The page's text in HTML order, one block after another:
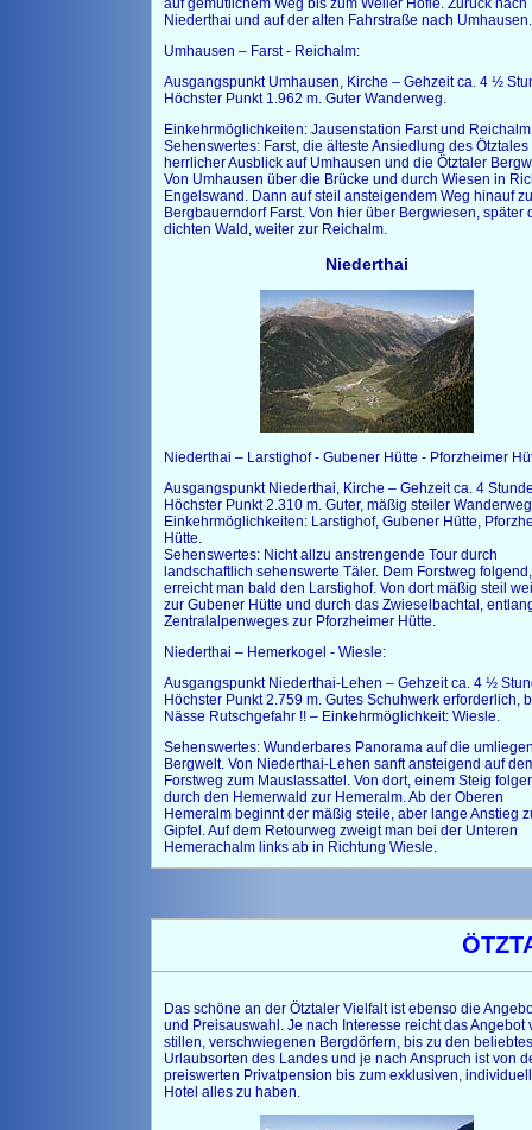
auf gemütlichem Weg bis zum Weiler Höfle. Zurück nach
Niederthai und auf der alten Fahrstraße nach
Umhausen – Farst - Reichalm:
Ausgangspunkt Umhausen, Kirche – Gehzeit ca. 4 ½
Höchster Punkt 1.962 m. Guter Wanderweg.
Einkehrmöglichkeiten: Jausenstation Farst und
Sehenswertes: Farst, die älteste Ansiedlung des Ötztales
herrlicher Ausblick auf Umhausen und die Ötztaler
Von Umhausen über die Brücke und durch Wiesen in
Engelswand. Dann auf steil ansteigendem Weg hinauf
Bergbauerndorf Farst. Von hier über Bergwiesen, später
dichten Wald, weiter zur Reichalm.
Niederthai
Niederthai – Larstighof - Gubener Hütte - Pforzheimer
Ausgangspunkt Niederthai, Kirche – Gehzeit ca. 4
Höchster Punkt 2.310 m. Guter, mäßig steiler
Einkehrmöglichkeiten: Larstighof, Gubener Hütte,
Hütte.
Sehenswertes: Nicht allzu anstrengende Tour durch
landschaftlich sehenswerte Täler. Dem Forstweg folgend,
erreicht man bald den Larstighof. Von dort mäßig steil
zur Gubener Hütte und durch das Zwieselbachtal,
Zentralalpenweges zur Pforzheimer Hütte.
Niederthai – Hemerkogel - Wiesle:
Ausgangspunkt Niederthai-Lehen – Gehzeit ca. 4 ½
Höchster Punkt 2.759 m. Gutes Schuhwerk erforderlich,
Nässe Rutschgefahr !! – Einkehrmöglichkeit: Wiesle.
Sehenswertes: Wunderbares Panorama auf die
Bergwelt. Von Niederthai-Lehen sanft ansteigend auf
Forstweg zum Mauslassattel. Von dort, einem Steig
durch den Hemerwald zur Hemeralm. Ab der Oberen
Hemeralm beginnt der mäßig steile, aber lange Anstieg
Gipfel. Auf dem Retourweg zweigt man bei der Unteren
Hemerachalm links ab in Richtung Wiesle.
Das schöne an der Ötztaler Vielfalt ist ebenso die
und Preisauswahl. Je nach Interesse reicht das Angebot
stillen, verschwiegenen Bergdörfern, bis zu den
Urlaubsorten des Landes und je nach Anspruch ist von
preiswerten Privatpension bis zum exklusiven,
Hotel alles zu haben.